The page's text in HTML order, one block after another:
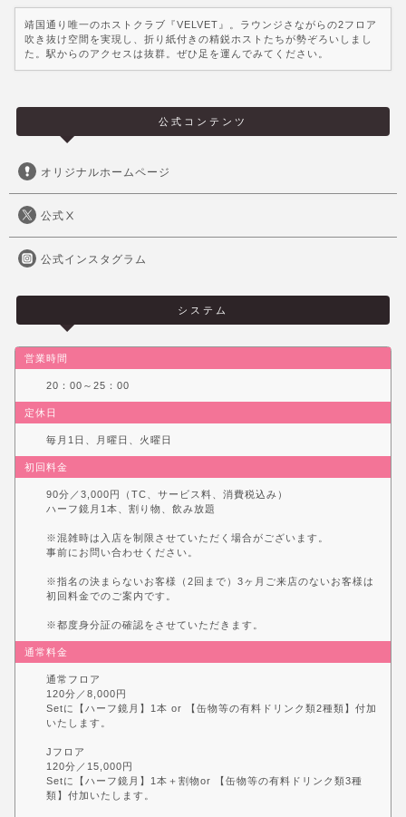
靖国通り唯一のホストクラブ『VELVET』。ラウンジさながらの2フロア
吹き抜け空間を実現し、折り紙付きの精鋭ホストたちが勢ぞろいしまし
た。駅からのアクセスは抜群。ぜひ足を運んでみてください。
公式コンテンツ
オリジナルホームページ
公式Ⅹ
公式インスタグラム
システム
営業時間
20：00～25：00
定休日
毎月1日、月曜日、火曜日
初回料金
90分／3,000円（TC、サービス料、消費税込み）
ハーフ鏡月1本、割り物、飲み放題
※混雑時は入店を制限させていただく場合がございます。
事前にお問い合わせください。
※指名の決まらないお客様（2回まで）3ヶ月ご来店のないお客様は
初回料金でのご案内です。
※都度身分証の確認をさせていただきます。
通常料金
通常フロア
120分／8,000円
Setに【ハーフ鏡月】1本 or 【缶物等の有料ドリンク類2種類】付加
いたします。
Jフロア
120分／15,000円
Setに【ハーフ鏡月】1本＋割物or 【缶物等の有料ドリンク類3種
類】付加いたします。